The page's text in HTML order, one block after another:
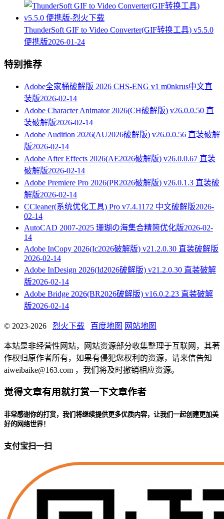
ThunderSoft GIF to Video Converter(GIF转换工具) v5.5.0
便携版2026-01-24
特别推荐
Adobe全家桶破解版 2026 CHS-ENG v1 m0nkrus中文直
装版2026-02-14
Adobe Character Animator 2026(CH破解版) v26.0.0.50 直
装破解版2026-02-14
Adobe Audition 2026(AU2026破解版) v26.0.0.56 直装破解
版2026-02-14
Adobe After Effects 2026(AE2026破解版) v26.0.0.67 直装
破解版2026-02-14
Adobe Premiere Pro 2026(PR2026破解版) v26.0.1.3 直装破
解版2026-02-14
CCleaner(系统优化工具) Pro v7.4.1172 中文破解版2026-
02-14
AutoCAD 2007-2025 珊瑚の海集合精简优化版2026-02-
14
Adobe InCopy 2026(Ic2026破解版) v21.2.0.30 直装破解版
2026-02-14
Adobe InDesign 2026(Id2026破解版) v21.2.0.30 直装破解
版2026-02-14
Adobe Bridge 2026(BR2026破解版) v16.0.2.23 直装破解
版2026-02-14
© 2023-2026 烈火下载 百度地图 网站地图
本站是非经营性网站，网站资源部分收集整理于互联网，其著
作权归原作者所有，如果有侵犯您权利的资源，请来信告知
aiweibaike@163.com ，我们将及时撤销相应资源。
觉得文章有用就打赏一下文章作者
非常感谢你的打赏，我们将继续提供更多优质内容，让我们一起创建更加美
好的网络世界！
支付宝扫一扫